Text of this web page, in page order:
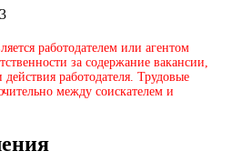
работодателем или агентом
за содержание вакансии,
действия работодателя. Трудовые
между соискателем и